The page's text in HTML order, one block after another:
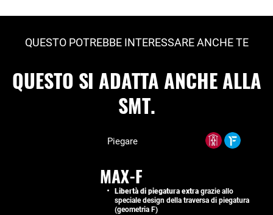
QUESTO POTREBBE INTERESSARE ANCHE TE
QUESTO SI ADATTA ANCHE ALLA
SMT.
Piegare
MAX-F
Libertà di piegatura extra grazie allo
speciale design della traversa di piegatura
(geometria F)